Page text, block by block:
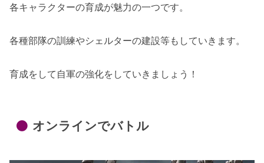
各キャラクターの育成が魅力の一つです。
各種部隊の訓練やシェルターの建設等もしていきます。
育成をして自軍の強化をしていきましょう！
オンラインでバトル